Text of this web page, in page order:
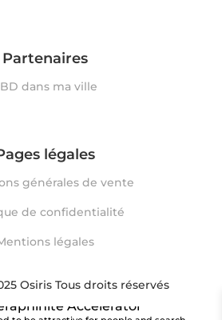
Partenaires
dans ma ville
légales
générales de vente
de confidentialité
légales
OsirisTous droits réservés
Accelerator